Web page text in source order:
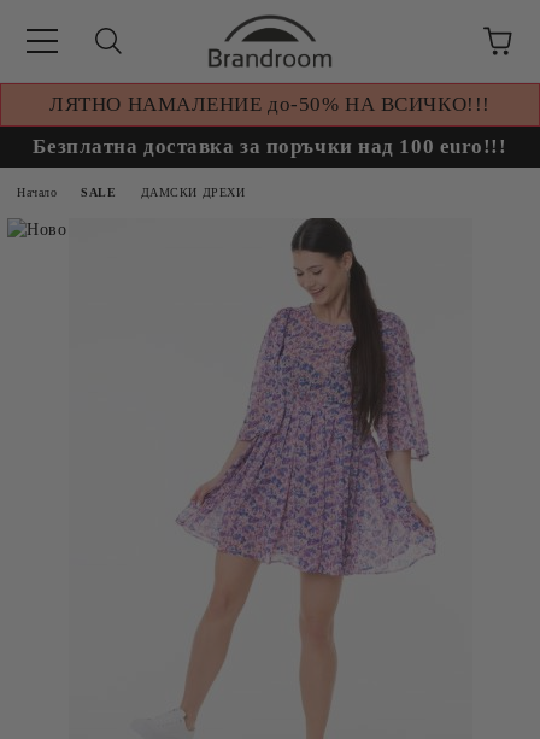
ЛЯТНО НАМАЛЕНИЕ до-50% НА ВСИЧКО!!!
Безплатна доставка за поръчки над 100 euro!!!
Начало SALE ДАМСКИ ДРЕХИ